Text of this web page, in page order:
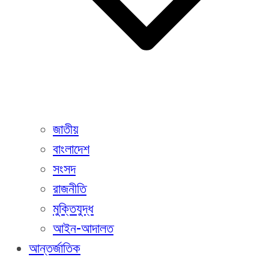
জাতীয়
বাংলাদেশ
সংসদ
রাজনীতি
মুক্তিযুদ্ধ
আইন-আদালত
আন্তর্জাতিক